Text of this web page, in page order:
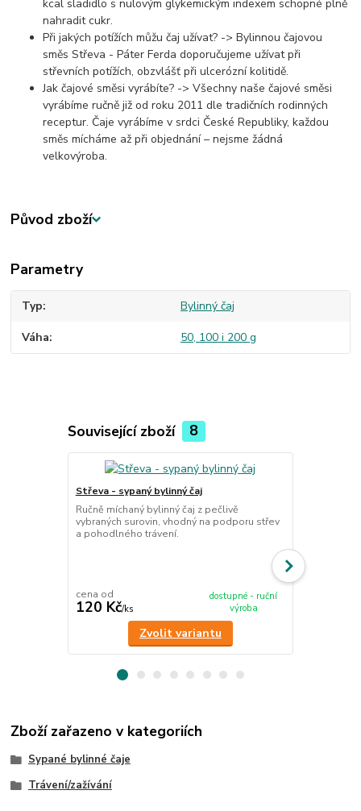
kcal sladidlo s nulovým glykemickým indexem schopné plně
nahradit cukr.
Při jakých potížích můžu čaj užívat? -> Bylinnou čajovou
směs Střeva - Páter Ferda doporučujeme užívat při
střevních potížích, obzvlášť při ulcerózní kolitidě.
Jak čajové směsi vyrábíte? -> Všechny naše čajové směsi
vyrábíme ručně již od roku 2011 dle tradičních rodinných
receptur. Čaje vyrábíme v srdci České Republiky, každou
směs mícháme až při objednání – nejsme žádná
velkovýroba.
Původ zboží
Parametry
Typ Bylinný čaj
Váha 50, 100 i 200 g
Související zboží 8
Střeva - sypaný bylinný čaj
Ručně míchaný bylinný čaj z pečlivě
vybraných surovin, vhodný na podporu střev
a pohodlného trávení.
cena od
120 Kč/ks
dostupné - ruční
výroba
Zvolit variantu
Zboží zařazeno v kategoriích
Sypané bylinné čaje
Trávení/zažívání